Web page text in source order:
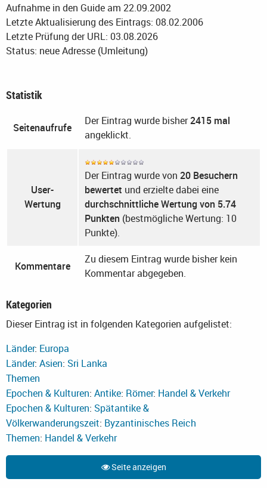
Aufnahme in den Guide am 22.09.2002
Letzte Aktualisierung des Eintrags: 08.02.2006
Letzte Prüfung der URL: 03.08.2026
Status: neue Adresse (Umleitung)
Statistik
Seitenaufrufe
Der Eintrag wurde bisher2415 mal
angeklickt.
User-
Wertung
Der Eintrag wurde von 20 Besuchern
bewertet und erzielte dabei eine
durchschnittliche Wertung von 5.74
Punkten (bestmögliche Wertung: 10
Punkte).
Kommentare
Zu diesem Eintrag wurde bisher kein
Kommentar abgegeben.
Kategorien
Dieser Eintrag ist in folgenden Kategorien aufgelistet:
Länder: Europa
Länder: Asien: Sri Lanka
Themen
Epochen & Kulturen: Antike: Römer: Handel & Verkehr
Epochen & Kulturen: Spätantike &
Völkerwanderungszeit: Byzantinisches Reich
Themen: Handel & Verkehr
Seite anzeigen